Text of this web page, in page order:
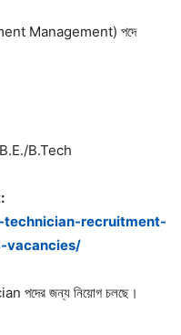
Management) পদে
B.Tech
recruitment-
vacancies/
পদের জন্য নিয়োগ চলছে।